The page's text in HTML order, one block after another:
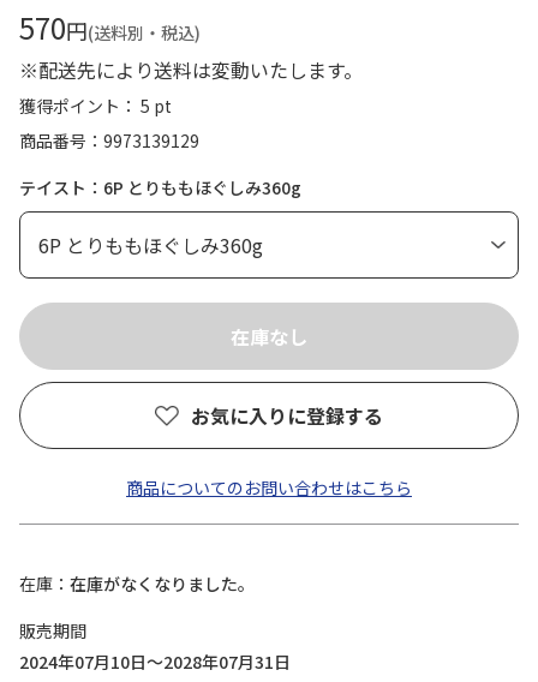
570円(送料別・税込)
※配送先により送料は変動いたします。
獲得ポイント： 5 pt
商品番号
9973139129
テイスト：6P とりももほぐしみ360g
お気に入りに登録する
商品についてのお問い合わせはこちら
在庫
在庫がなくなりました。
販売期間
2024年07月10日～2028年07月31日